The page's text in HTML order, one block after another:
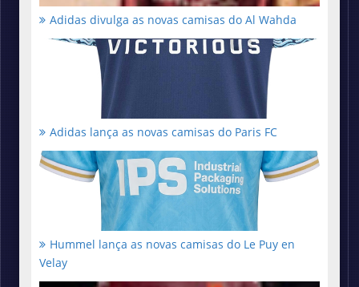
Adidas divulga as novas camisas do Al Wahda
Adidas lança as novas camisas do Paris FC
Hummel lança as novas camisas do Le Puy en
Velay